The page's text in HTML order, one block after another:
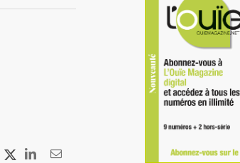
Facebook
X LinkedInEmail